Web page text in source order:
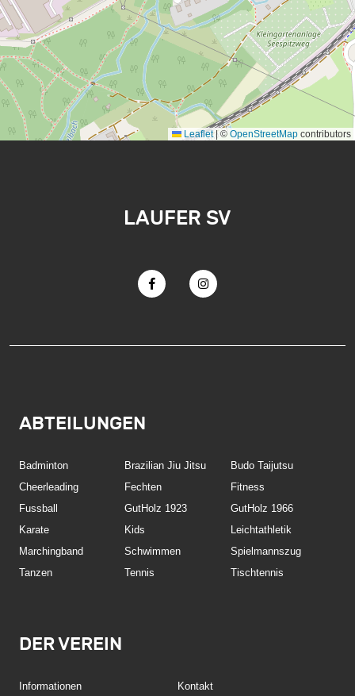
Leaflet |© OpenStreetMap contributors
LAUFER SV
ABTEILUNGEN
Badminton Brazilian Jiu Jitsu
Budo Taijutsu
Cheerleading
Fechten
Fitness
Fussball
GutHolz 1923
GutHolz 1966
Karate
Kids
Leichtathletik
Marchingband
Schwimmen
Spielmannszug
Tanzen
Tennis Tischtennis
DER VEREIN
Informationen
Kontakt